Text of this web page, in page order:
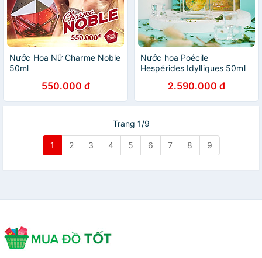
Nước Hoa Nữ Charme Noble
50ml
550.000 đ
Nước hoa Poécile
Hespérides Idylliques 50ml
2.590.000 đ
Trang 1/9
1 2 3 4 5 6 7 8 9